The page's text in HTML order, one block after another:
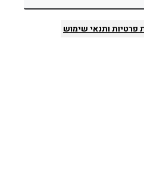
פרטיותותנאי שימוש